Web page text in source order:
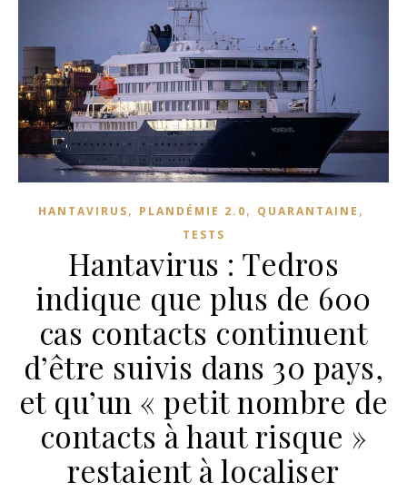
HANTAVIRUS, PLANDÉMIE 2.0, QUARANTAINE ,
TESTS
Hantavirus : Tedros
indique que plus de 600
cas contacts continuent
d’être suivis dans 30 pays,
et qu’un « petit nombre de
contacts à haut risque »
restaient à localiser